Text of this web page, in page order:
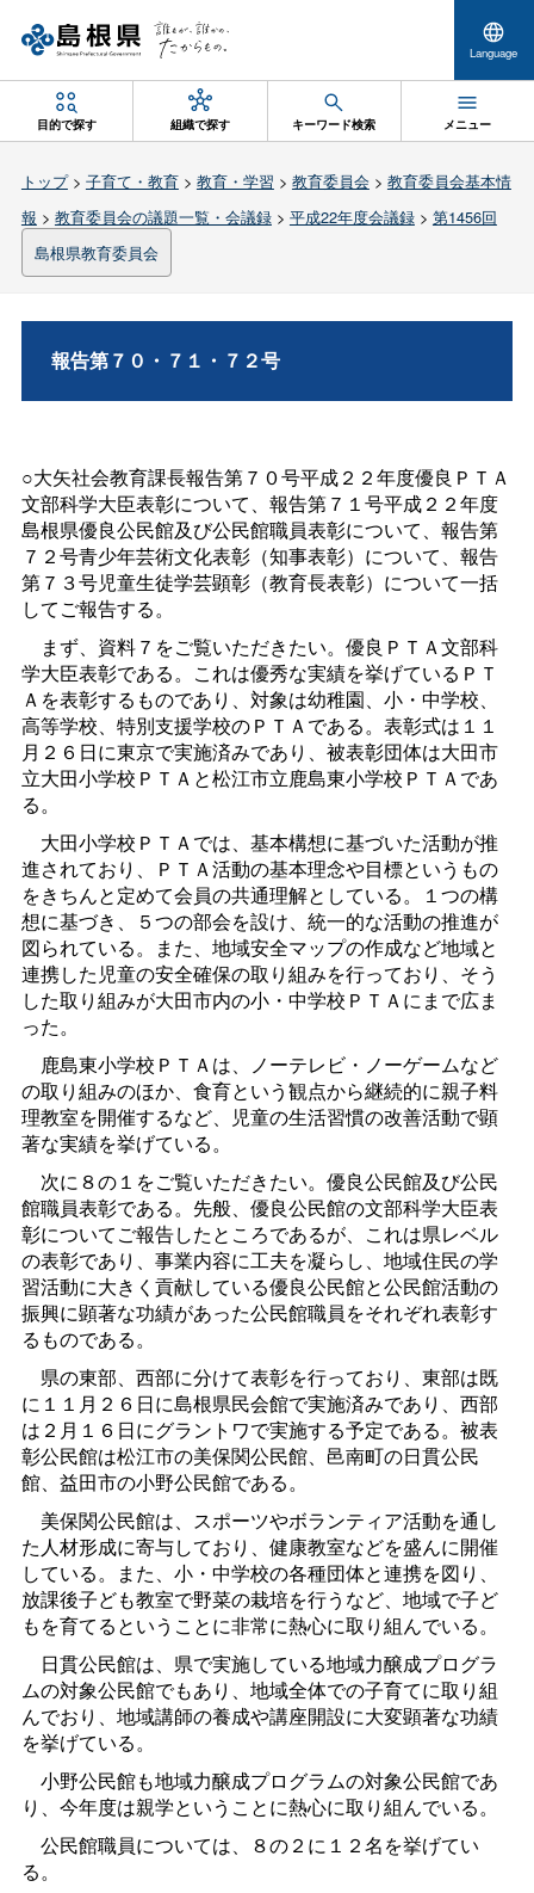
Language
目的で探す 組織で探す キーワード検索 メニュー
トップ> 子育て・教育> 教育・学習 > 教育委員会 > 教育委員会基本情
報 > 教育委員会の議題一覧・会議録> 平成22年度会議録> 第1456回
島根県教育委員会
報告第７０・７１・７２号
○大矢社会教育課長報告第７０号平成２２年度優良ＰＴＡ
文部科学大臣表彰について、報告第７１号平成２２年度
島根県優良公民館及び公民館職員表彰について、報告第
７２号青少年芸術文化表彰（知事表彰）について、報告
第７３号児童生徒学芸顕彰（教育長表彰）について一括
してご報告する。
まず、資料７をご覧いただきたい。優良ＰＴＡ文部科
学大臣表彰である。これは優秀な実績を挙げているＰＴ
Ａを表彰するものであり、対象は幼稚園、小・中学校、
高等学校、特別支援学校のＰＴＡである。表彰式は１１
月２６日に東京で実施済みであり、被表彰団体は大田市
立大田小学校ＰＴＡと松江市立鹿島東小学校ＰＴＡであ
る。
大田小学校ＰＴＡでは、基本構想に基づいた活動が推
進されており、ＰＴＡ活動の基本理念や目標というもの
をきちんと定めて会員の共通理解としている。１つの構
想に基づき、５つの部会を設け、統一的な活動の推進が
図られている。また、地域安全マップの作成など地域と
連携した児童の安全確保の取り組みを行っており、そう
した取り組みが大田市内の小・中学校ＰＴＡにまで広ま
った。
鹿島東小学校ＰＴＡは、ノーテレビ・ノーゲームなど
の取り組みのほか、食育という観点から継続的に親子料
理教室を開催するなど、児童の生活習慣の改善活動で顕
著な実績を挙げている。
次に８の１をご覧いただきたい。優良公民館及び公民
館職員表彰である。先般、優良公民館の文部科学大臣表
彰についてご報告したところであるが、これは県レベル
の表彰であり、事業内容に工夫を凝らし、地域住民の学
習活動に大きく貢献している優良公民館と公民館活動の
振興に顕著な功績があった公民館職員をそれぞれ表彰す
るものである。
県の東部、西部に分けて表彰を行っており、東部は既
に１１月２６日に島根県民会館で実施済みであり、西部
は２月１６日にグラントワで実施する予定である。被表
彰公民館は松江市の美保関公民館、邑南町の日貫公民
館、益田市の小野公民館である。
美保関公民館は、スポーツやボランティア活動を通し
た人材形成に寄与しており、健康教室などを盛んに開催
している。また、小・中学校の各種団体と連携を図り、
放課後子ども教室で野菜の栽培を行うなど、地域で子ど
もを育てるということに非常に熱心に取り組んでいる。
日貫公民館は、県で実施している地域力醸成プログラ
ムの対象公民館でもあり、地域全体での子育てに取り組
んでおり、地域講師の養成や講座開設に大変顕著な功績
を挙げている。
小野公民館も地域力醸成プログラムの対象公民館であ
り、今年度は親学ということに熱心に取り組んでいる。
公民館職員については、８の２に１２名を挙げてい
る。